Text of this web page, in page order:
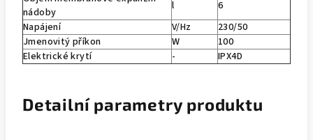
nádoby
l
6
Napájení
V/Hz
230/50
Jmenovitý příkon
W
100
Elektrické krytí
- IPX4D
Detailní parametry produktu